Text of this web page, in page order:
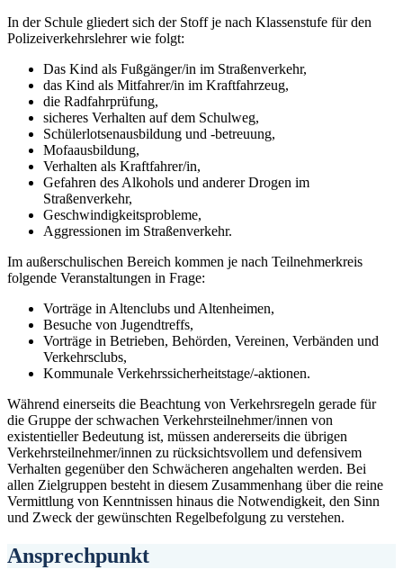
In der Schule gliedert sich der Stoff je nach Klassenstufe für den
Polizeiverkehrslehrer wie folgt:
Das Kind als Fußgänger/in im Straßenverkehr,
das Kind als Mitfahrer/in im Kraftfahrzeug,
die Radfahrprüfung,
sicheres Verhalten auf dem Schulweg,
Schülerlotsenausbildung und -betreuung,
Mofaausbildung,
Verhalten als Kraftfahrer/in,
Gefahren des Alkohols und anderer Drogen im
Straßenverkehr,
Geschwindigkeitsprobleme,
Aggressionen im Straßenverkehr.
Im außerschulischen Bereich kommen je nach Teilnehmerkreis
folgende Veranstaltungen in Frage:
Vorträge in Altenclubs und Altenheimen,
Besuche von Jugendtreffs,
Vorträge in Betrieben, Behörden, Vereinen, Verbänden und
Verkehrsclubs,
Kommunale Verkehrssicherheitstage/-aktionen.
Während einerseits die Beachtung von Verkehrsregeln gerade für
die Gruppe der schwachen Verkehrsteilnehmer/innen von
existentieller Bedeutung ist, müssen andererseits die übrigen
Verkehrsteilnehmer/innen zu rücksichtsvollem und defensivem
Verhalten gegenüber den Schwächeren angehalten werden. Bei
allen Zielgruppen besteht in diesem Zusammenhang über die reine
Vermittlung von Kenntnissen hinaus die Notwendigkeit, den Sinn
und Zweck der gewünschten Regelbefolgung zu verstehen.
Ansprechpunkt